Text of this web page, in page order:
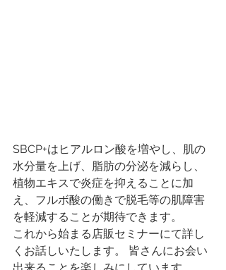
SBCP+はヒアルロン酸を増やし、肌の
水分量を上げ、脂肪の分泌を減らし、
植物エキスで炎症を抑えることに加
え、フルボ酸の働きで脱毛等の肌障害
を軽減することが期待できます。
これから始まる店販セミナーにて詳し
くお話しいたします。 皆さんにお会い